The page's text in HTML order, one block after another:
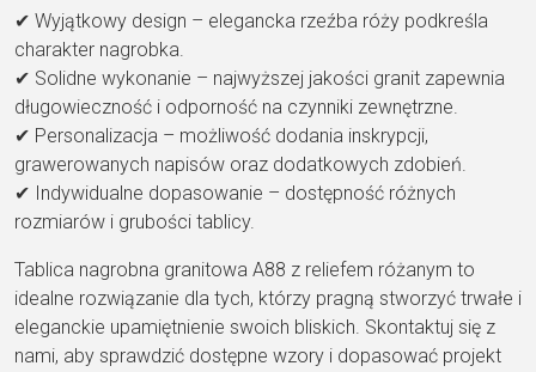
✔ Wyjątkowy design – elegancka rzeźba róży podkreśla
charakter nagrobka.
✔ Solidne wykonanie – najwyższej jakości granit zapewnia
długowieczność i odporność na czynniki zewnętrzne.
✔ Personalizacja – możliwość dodania inskrypcji,
grawerowanych napisów oraz dodatkowych zdobień.
✔ Indywidualne dopasowanie – dostępność różnych
rozmiarów i grubości tablicy.
Tablica nagrobna granitowa A88 z reliefem różanym to
idealne rozwiązanie dla tych, którzy pragną stworzyć trwałe i
eleganckie upamiętnienie swoich bliskich. Skontaktuj się z
nami, aby sprawdzić dostępne wzory i dopasować projekt